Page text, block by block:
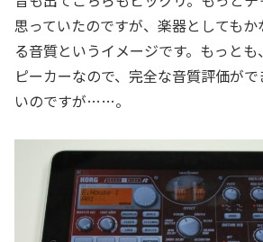
思っていたのですが、楽器としても
る音質というイメージです。もっと
ピーカーなので、完全な音質評価が
いのですが……。